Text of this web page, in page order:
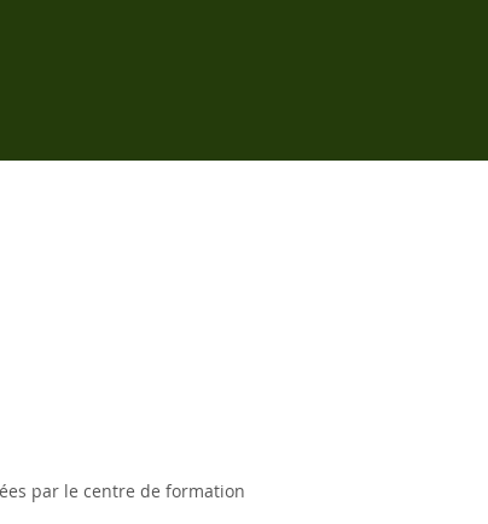
par le centre de formation